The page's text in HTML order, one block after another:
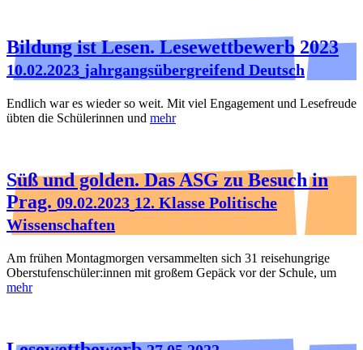
Bildung ist Lesen. Lesewettbewerb 2023
10.02.2023 jahrgangsübergreifend Deutsch
Endlich war es wieder so weit. Mit viel Engagement und Lesefreude
übten die Schülerinnen und mehr
Süß und golden. Das ASG zu Besuch in
Prag. 09.02.2023 12. Klasse Politische
Wissenschaften
Am frühen Montagmorgen versammelten sich 31 reisehungrige
Oberstufenschüler:innen mit großem Gepäck vor der Schule, um
mehr